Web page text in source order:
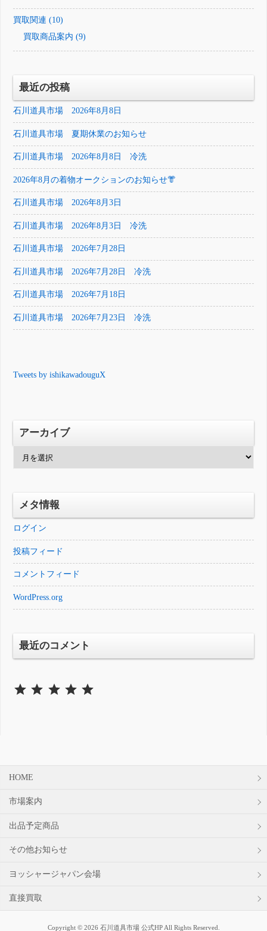
買取関連 (10)
買取商品案内 (9)
最近の投稿
石川道具市場 2026年8月8日
石川道具市場 夏期休業のお知らせ
石川道具市場 2026年8月8日 冷洗
2026年8月の着物オークションのお知らせ👘
石川道具市場 2026年8月3日
石川道具市場 2026年8月3日 冷洗
石川道具市場 2026年7月28日
石川道具市場 2026年7月28日 冷洗
石川道具市場 2026年7月18日
石川道具市場 2026年7月23日 冷洗
Tweets by ishikawadouguX
アーカイブ
イ
ブメタ情報
ログイン
投稿フィード
コメントフィード
WordPress.org
最近のコメント
HOME
市場案内
出品予定商品
その他お知らせ
ヨッシャージャパン会場
直接買取
Copyright © 2026 石川道具市場 公式HP All Rights Reserved.